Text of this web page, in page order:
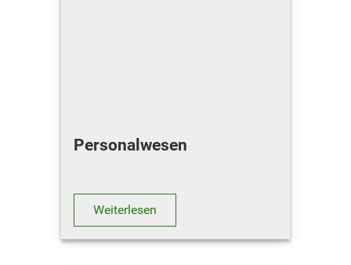
Personalwesen
Weiterlesen